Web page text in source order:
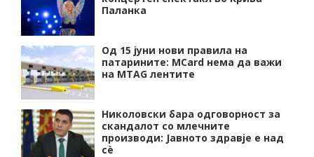
Паланка
Од 15 јуни нови правила на
патарините: MCard нема да важи
на MTAG лентите
Николовски бара одговорност за
скандалот со млечните
производи: Јавното здравје е над
сѐ